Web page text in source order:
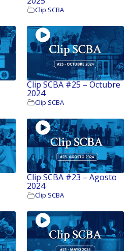
Clip SCBA
Clip SCBA #25 – Octubre
2024
Clip SCBA
Clip SCBA #23 – Agosto
2024
Clip SCBA